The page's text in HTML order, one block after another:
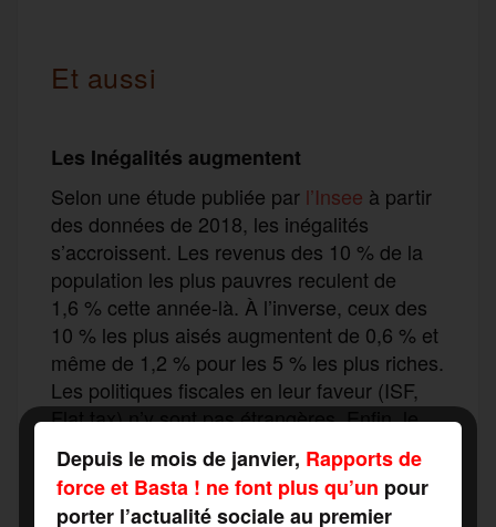
Et aussi
Les Inégalités augmentent
Selon une étude publiée par l’Insee à partir
des données de 2018, les inégalités
s’accroissent. Les revenus des 10 % de la
population les plus pauvres reculent de
1,6 % cette année-là. À l’inverse, ceux des
10 % les plus aisés augmentent de 0,6 % et
même de 1,2 % pour les 5 % les plus riches.
Les politiques fiscales en leur faveur (ISF,
Flat tax) n’y sont pas étrangères. Enfin, le
nombre de personnes vivant en dessous du
seuil de pauvreté passe à 9,3 millions. Soit
400 000 personnes supplémentaires.
Depuis le mois de janvier, Rapports de
force et Basta ! ne font plus qu’un pour
porter l’actualité sociale au premier